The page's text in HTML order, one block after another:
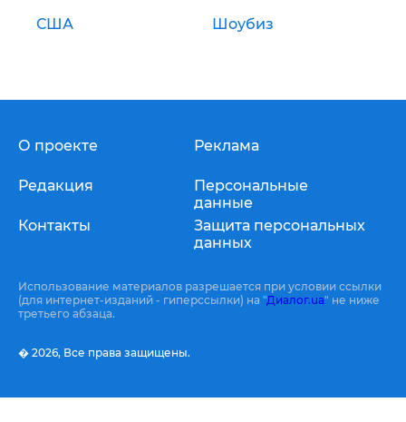
США Шоубиз
О проекте
Редакция
Контакты
Реклама
Персональные
данные
Защита персональных
данных
Использование материалов разрешается при условии ссылки
(для интернет-изданий - гиперссылки) на "Диалог.ua" не ниже
третьего абзаца.
� 2026, Все права защищены.